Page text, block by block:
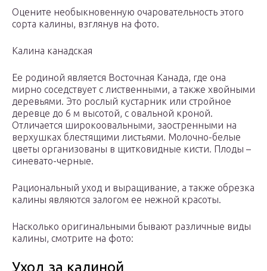
Оцените необыкновенную очаровательность этого
сорта калины, взглянув на фото.
Калина канадская
Ее родиной является Восточная Канада, где она
мирно соседствует с лиственными, а также хвойными
деревьями. Это рослый кустарник или стройное
деревце до 6 м высотой, с овальной кроной.
Отличается широкоовальными, заостренными на
верхушках блестящими листьями. Молочно-белые
цветы организованы в щитковидные кисти. Плоды –
синевато-черные.
Рациональный уход и выращивание, а также обрезка
калины являются залогом ее нежной красоты.
Насколько оригинальными бывают различные виды
калины, смотрите на фото:
Уход за калиной